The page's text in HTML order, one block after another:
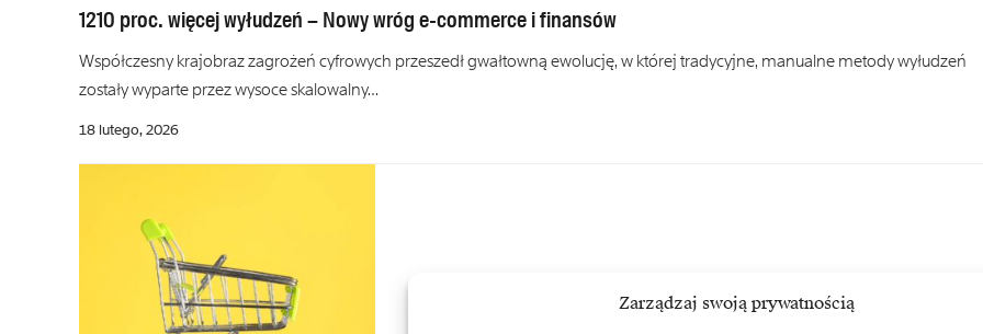
Zarządzaj swoją prywatnością
1210 proc. więcej wyłudzeń – Nowy wróg e-commerce i finansów
Współczesny krajobraz zagrożeń cyfrowych przeszedł gwałtowną ewolucję, w której tradycyjne, manualne metody wyłudzeń
zostały wyparte przez wysoce skalowalny…
18 lutego, 2026